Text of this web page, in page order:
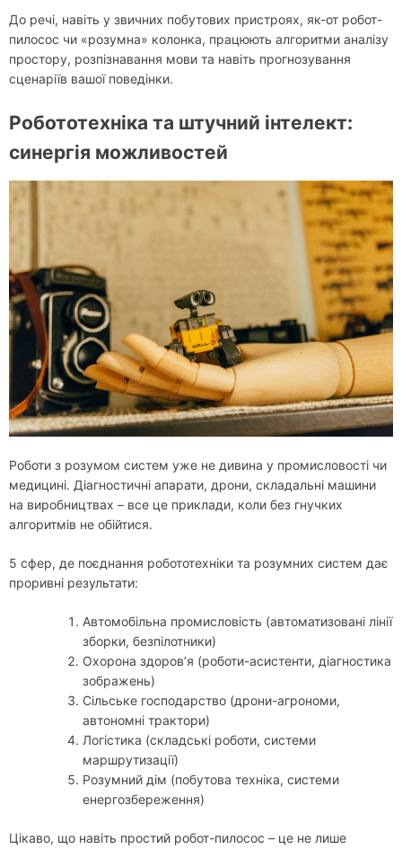
До речі, навіть у звичних побутових пристроях, як-от робот-
пилосос чи «розумна» колонка, працюють алгоритми аналізу
простору, розпізнавання мови та навіть прогнозування
сценаріїв вашої поведінки.
Робототехніка та штучний інтелект:
синергія можливостей
Роботи з розумом систем уже не дивина у промисловості чи
медицині. Діагностичні апарати, дрони, складальні машини
на виробництвах – все це приклади, коли без гнучких
алгоритмів не обійтися.
5 сфер, де поєднання робототехніки та розумних систем дає
проривні результати:
Автомобільна промисловість (автоматизовані лінії
зборки, безпілотники)
Охорона здоров’я (роботи-асистенти, діагностика
зображень)
Сільське господарство (дрони-агрономи,
автономні трактори)
Логістика (складські роботи, системи
маршрутизації)
Розумний дім (побутова техніка, системи
енергозбереження)
Цікаво, що навіть простий робот-пилосос – це не лише